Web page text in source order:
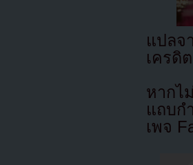
แปล
เครดิ
หากไ
แถบก
เพจ